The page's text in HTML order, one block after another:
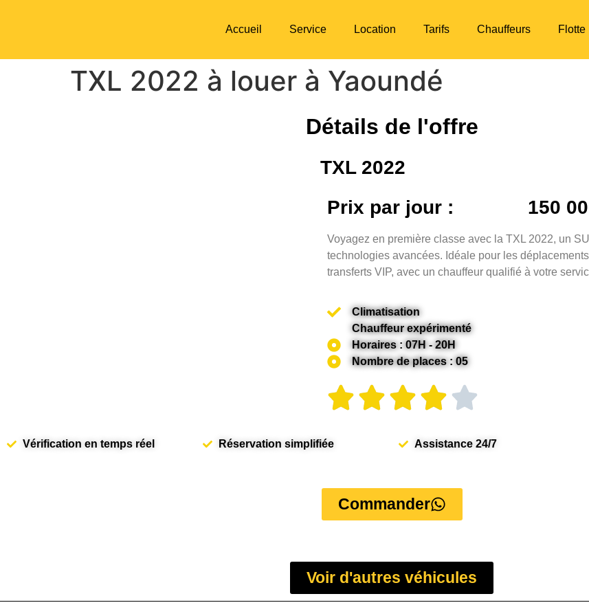
Accueil Service Location Tarifs Chauffeurs Flotte
TXL 2022 à louer à Yaoundé
Détails de l'offre
TXL 2022
Prix par jour :
150
Voyagez en première classe avec la TXL 2022, un
technologies avancées. Idéale pour les
transferts VIP, avec un chauffeur qualifié à votre
Climatisation
Chauffeur expérimenté
Horaires : 07H - 20H
Nombre de places : 05
Vérification en temps réel Réservation simplifiée Assistance 24/7
Commander
Voir d'autres véhicules